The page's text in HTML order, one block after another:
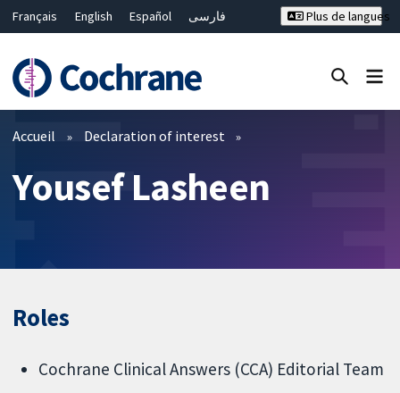
Français English Español
فارسی
Bahasa Malaysia
ไทย
繁體中文
简体中文
Plus de langues
Filtres
Accueil Declaration of interest
Yousef Lasheen
Roles
Cochrane Clinical Answers (CCA) Editorial Team